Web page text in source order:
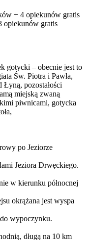
+ 4 opiekunów gratis
opiekunów gratis
gotycki – obecnie jest to
Św. Piotra i Pawła,
pozostałości
miejską zwaną
piwnicami, gotycka
po Jeziorze
Jeziora Drwęckiego.
w kierunku północnej
okrążana jest wyspa
wypoczynku.
długą na 10 km